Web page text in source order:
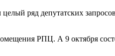
ряд депутатских
РПЦ. А 9 октября